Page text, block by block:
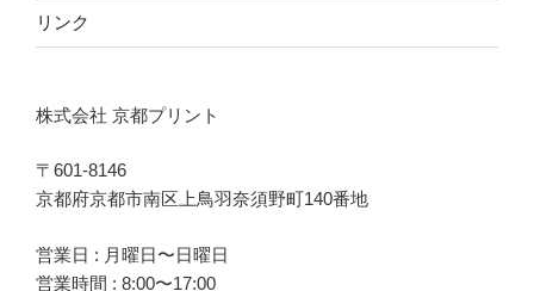
リンク
株式会社 京都プリント
〒601-8146
京都府京都市南区上鳥羽奈須野町140番地
営業日 : 月曜日〜日曜日
営業時間 : 8:00〜17:00